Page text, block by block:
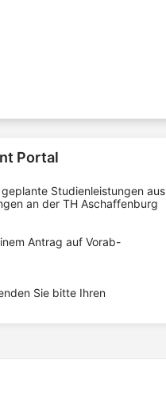
Portal
Studienleistungen aus
an der TH Aschaffenburg
Antrag auf Vorab-
Sie bitte Ihren